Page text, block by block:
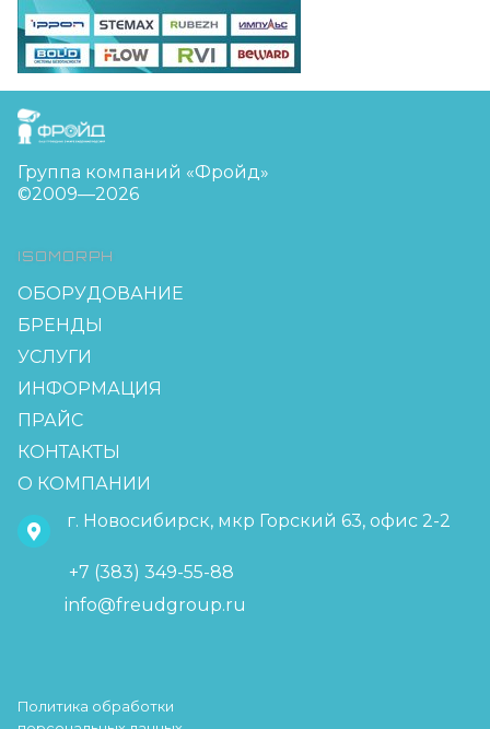
FreudGroup
Группа компаний «Фройд»
©2009—2026
ISOMORPH
ОБОРУДОВАНИЕ
БРЕНДЫ
УСЛУГИ
ИНФОРМАЦИЯ
ПРАЙС
КОНТАКТЫ
О КОМПАНИИ
г. Новосибирск, мкр Горский 63, офис 2-2
+7 (383) 349-55-88
info@freudgroup.ru
Политика обработки